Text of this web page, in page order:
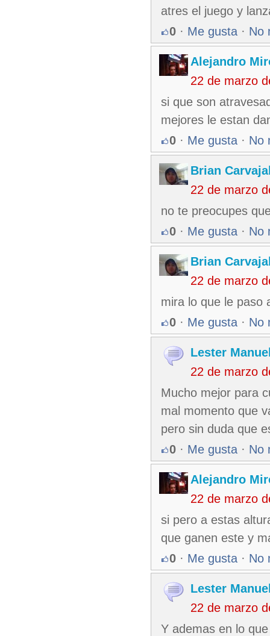
atres el juego y
0 · Me gusta · No
Alejandro
22 de marzo
si que son
mejores le estan
0 · Me gusta · No
Brian
22 de marzo
no te preocupes
0 · Me gusta · No
Brian
22 de marzo
mira lo que le paso
0 · Me gusta · No
Lester
22 de marzo
Mucho mejor para
mal momento que
pero sin duda que
0 · Me gusta · No
Alejandro
22 de marzo
si pero a estas
que ganen este y
0 · Me gusta · No
Lester
22 de marzo
Y ademas en lo